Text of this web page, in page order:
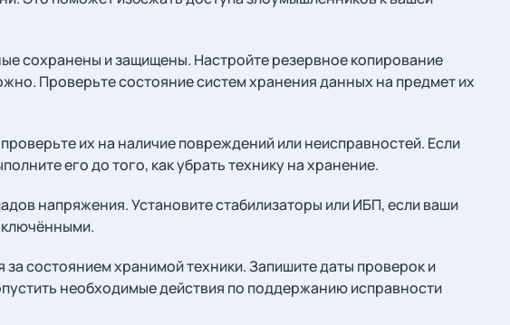
сохранены и защищены. Настройте резервное копирование
Проверьте состояние систем хранения данных на предмет их
их на наличие повреждений или неисправностей. Если
его до того, как убрать технику на хранение.
напряжения. Установите стабилизаторы или ИБП, если ваши
за состоянием хранимой техники. Запишите даты проверок и
необходимые действия по поддержанию исправности